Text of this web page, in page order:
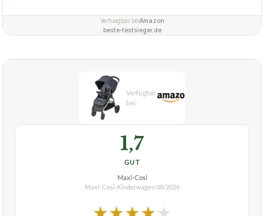
Verfuegbar beiAmazon
beste-testsieger.de
1,7
GUT
Maxi-Cosi
Maxi-Cosi-Kinderwagen08/2026
★★★★★